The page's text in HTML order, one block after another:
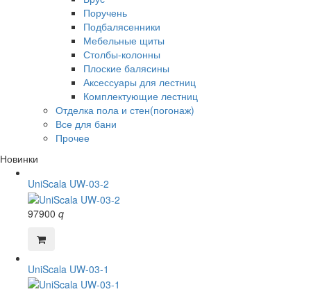
Поручень
Подбалясенники
Мебельные щиты
Столбы-колонны
Плоские балясины
Аксессуары для лестниц
Комплектующие лестниц
Отделка пола и стен(погонаж)
Все для бани
Прочее
Новинки
UniScala UW-03-2
97900 q
UniScala UW-03-1